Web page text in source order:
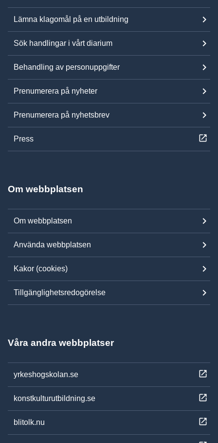
Lämna klagomål på en utbildning
Sök handlingar i vårt diarium
Behandling av personuppgifter
Prenumerera på nyheter
Prenumerera på nyhetsbrev
Press
Om webbplatsen
Om webbplatsen
Använda webbplatsen
Kakor (cookies)
Tillgänglighetsredogörelse
Våra andra webbplatser
yrkeshogskolan.se
konstkulturutbildning.se
blitolk.nu